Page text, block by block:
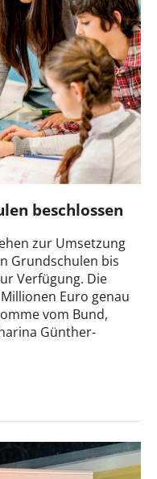
beschlossen
zur Umsetzung
Grundschulen bis
Verfügung. Die
Euro genau
vom Bund,
Günther-